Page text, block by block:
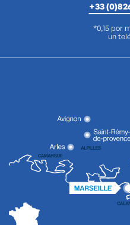
+33
*0,15 por
un